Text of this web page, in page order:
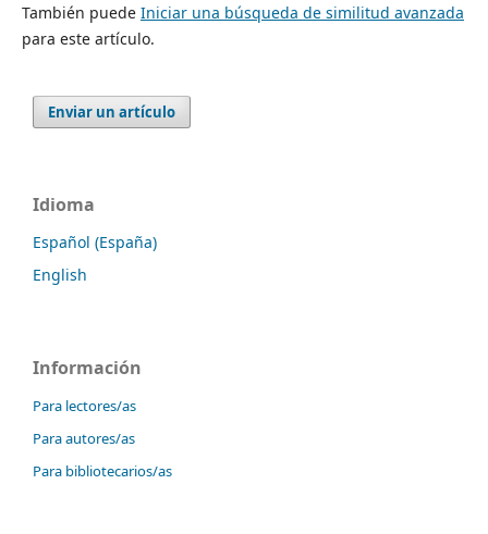
También puede Iniciar una búsqueda de similitud avanzada
para este artículo.
Enviar un artículo
Idioma
Español (España)
English
Información
Para lectores/as
Para autores/as
Para bibliotecarios/as